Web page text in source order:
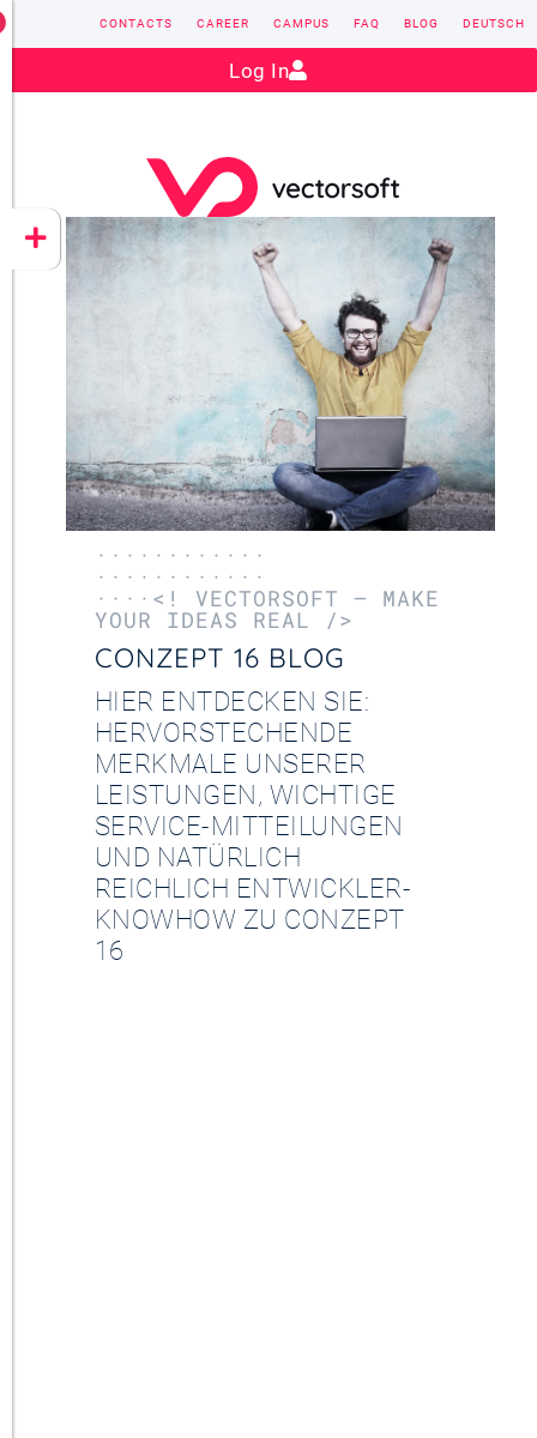
CONZEPT 16
YEET
Contact: sales@vectorsoft.de
CONTACTS CAREER CAMPUS FAQ BLOG DEUTSCH
Log In
············
············
····<! VECTORSOFT – MAKE
YOUR IDEAS REAL />
CONZEPT 16 BLOG
HIER ENTDECKEN SIE:
HERVORSTECHENDE
MERKMALE UNSERER
LEISTUNGEN, WICHTIGE
SERVICE-MITTEILUNGEN
UND NATÜRLICH
REICHLICH ENTWICKLER-
KNOWHOW ZU CONZEPT
16